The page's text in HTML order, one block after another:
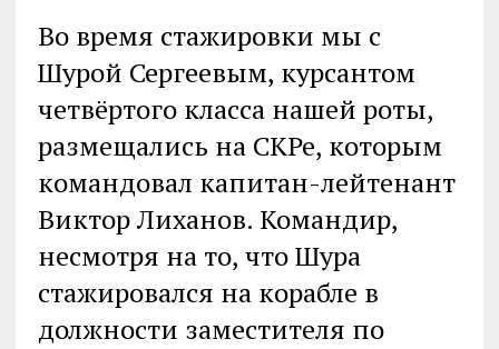
Во время стажировки мы с
Шурой Сергеевым, курсантом
четвёртого класса нашей роты,
размещались на СКРе, которым
командовал капитан-лейтенант
Виктор Лиханов. Командир,
несмотря на то, что Шура
стажировался на корабле в
должности заместителя по